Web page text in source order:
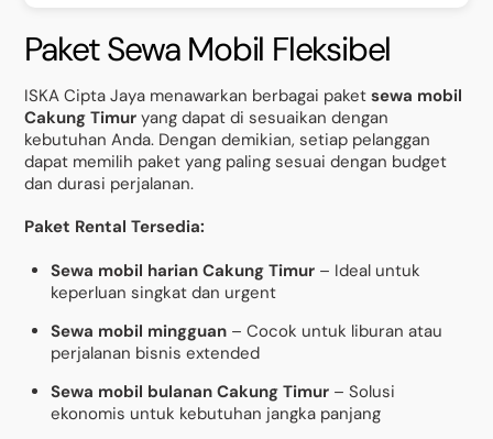
Paket Sewa Mobil Fleksibel
ISKA Cipta Jaya menawarkan berbagai paketsewa mobil
Cakung Timur yang dapat di sesuaikan dengan
kebutuhan Anda. Dengan demikian, setiap pelanggan
dapat memilih paket yang paling sesuai dengan budget
dan durasi perjalanan.
Paket Rental Tersedia:
Sewa mobil harian Cakung Timur – Ideal untuk
keperluan singkat dan urgent
Sewa mobil mingguan – Cocok untuk liburan atau
perjalanan bisnis extended
Sewa mobil bulanan Cakung Timur – Solusi
ekonomis untuk kebutuhan jangka panjang